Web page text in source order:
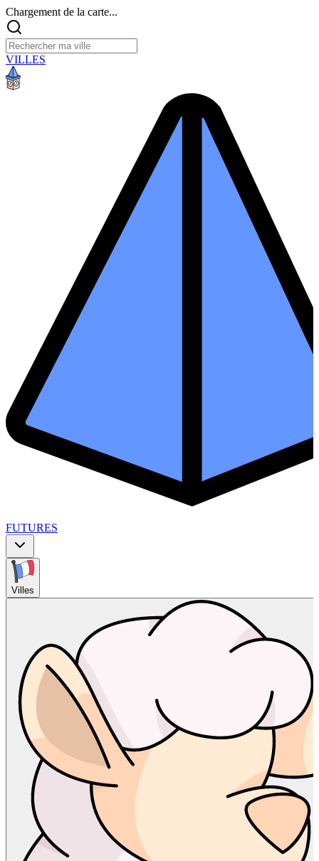
Chargement de la carte...
VILLES
FUTURES
Villes